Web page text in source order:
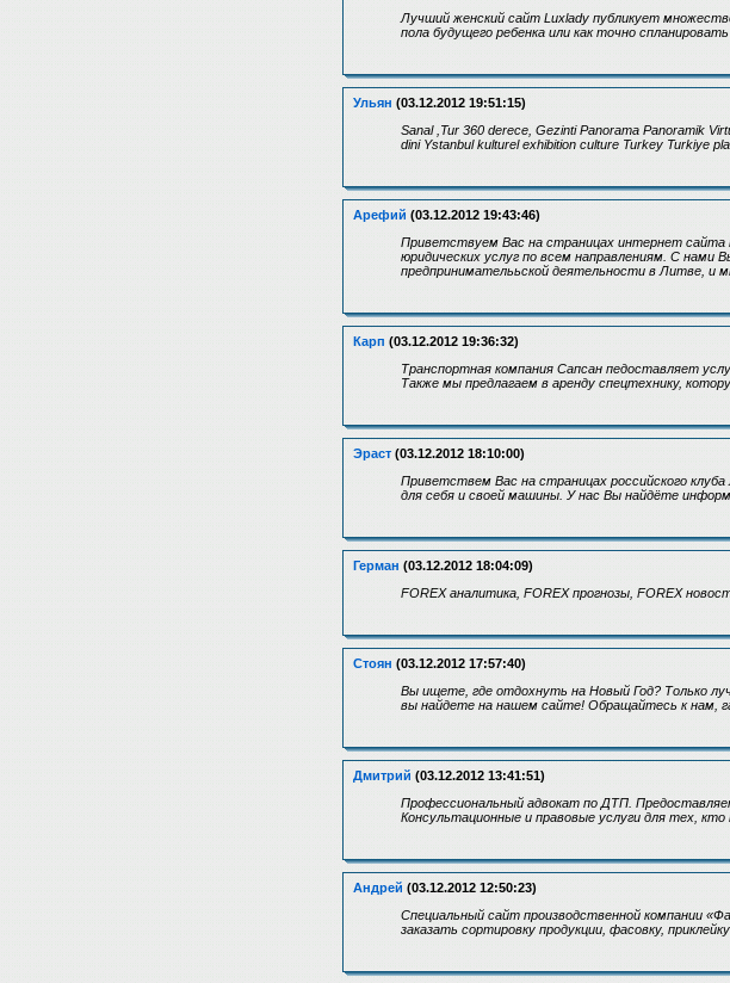
Лучший женский сайт Luxlady публикует
пола будущего ребенка или как точно
Ульян (03.12.2012 19:51:15)
Sanal ,Tur 360 derece, Gezinti Panorama Panoramik
dini Ystanbul kulturel exhibition culture Turkey Turkiye
Арефий (03.12.2012 19:43:46)
Приветствуем Вас на страницах интернет сайта
юридических услуг по всем направлениям. С
предпринимателььской деятельности в Литве, и
Карп (03.12.2012 19:36:32)
Транспортная компания Сапсан педоставляет
Также мы предлагаем в аренду спецтехнику,
Эраст (03.12.2012 18:10:00)
Приветствем Вас на страницах российского
для себя и своей машины. У нас Вы найдёте
Герман (03.12.2012 18:04:09)
FOREX аналитика, FOREX прогнозы, FOREX
Стоян (03.12.2012 17:57:40)
Вы ищете, где отдохнуть на Новый Год? Только
вы найдете на нашем сайте! Обращайтесь к нам,
Дмитрий (03.12.2012 13:41:51)
Профессиональный адвокат по ДТП.
Консультационные и правовые услуги для тех,
Андрей (03.12.2012 12:50:23)
Специальный сайт производственной компании
заказать сортировку продукции, фасовку,